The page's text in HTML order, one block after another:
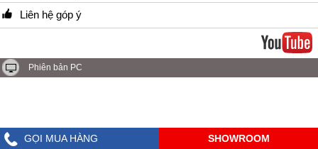
Liên hệ góp ý
Phiên bản PC
GỌI MUA HÀNG SHOWROOM